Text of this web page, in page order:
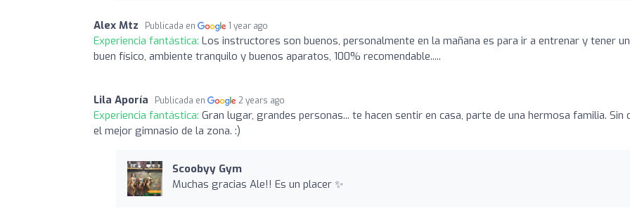
Alex Mtz Publicada en 1 year ago
Experiencia fantástica: Los instructores son buenos, personalmente en la mañana es para ir a entrenar y tener un
buen físico, ambiente tranquilo y buenos aparatos, 100% recomendable.....
Lila Aporía Publicada en 2 years ago
Experiencia fantástica: Gran lugar, grandes personas... te hacen sentir en casa, parte de una hermosa familia. Sin
el mejor gimnasio de la zona. :)
Scoobyy Gym
Muchas gracias Ale!! Es un placer ✨